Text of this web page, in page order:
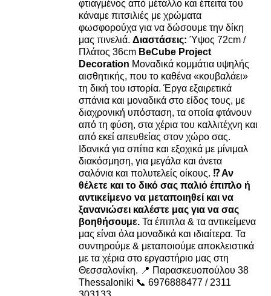
φτιαγμένος από μέταλλο και έπειτα του
κάναμε πιτσιλιές με χρώματα
φωσφορούχα για να δώσουμε την δίκη
μας πινελιά.Διαστάσεις: Ύψος 72cm /
Πλάτος 36cm BeCube Project
Decoration Μοναδικά κομμάτια υψηλής
αισθητικής, που το καθένα «κουβαλάει»
τη δική του ιστορία. Έργα εξαιρετικά
σπάνια και μοναδικά στο είδος τους, με
διαχρονική υπόσταση, τα οποία φτάνουν
από τη φύση, στα χέρια του καλλιτέχνη και
από εκεί απευθείας στον χώρο σας.
Ιδανικά για σπίτια και εξοχικά με μίνιμαλ
διακόσμηση, για μεγάλα και άνετα
σαλόνια και πολυτελείς οίκους. ⁉️ Αν
θέλετε και το δικό σας παλιό έπιπλο ή
αντικείμενο να μεταποιηθεί και να
ξανανιώσει καλέστε μας για να σας
βοηθήσουμε. Τα έπιπλα & τα αντικείμενα
μας είναι όλα μοναδικά και ιδιαίτερα. Τα
συντηρούμε & μεταποιούμε αποκλειστικά
με τα χέρια στο εργαστήριο μας στη
Θεσσαλονίκη. 📍 Παρασκευοπούλου 38
Thessaloniki 📞 6976888477 / 2311